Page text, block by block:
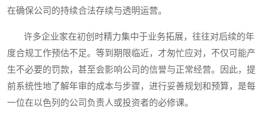
在确保公司的持续合法存续与透明运营。
许多企业家在初创时精力集中于业务拓展，往往对后续的年
度合规工作预估不足。等到期限临近，才匆忙应对，不仅可能产
生不必要的罚款，甚至会影响公司的信誉与正常经营。因此，提
前系统性地了解年审的成本与步骤，进行妥善规划和预算，是每
一位在以色列的公司负责人或投资者的必修课。